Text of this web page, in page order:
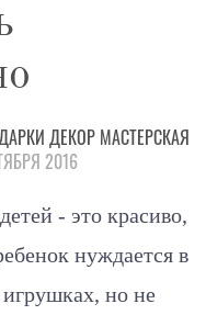
ДЕКОР МАСТЕРСКАЯ
2016
- это красиво,
нуждается в
но не